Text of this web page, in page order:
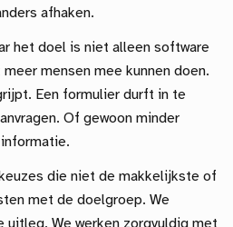
afhaken.
het doel is niet alleen software
mensen mee kunnen doen.
Een formulier durft in te
Of gewoon minder
die niet de makkelijkste of
met de doelgroep. We